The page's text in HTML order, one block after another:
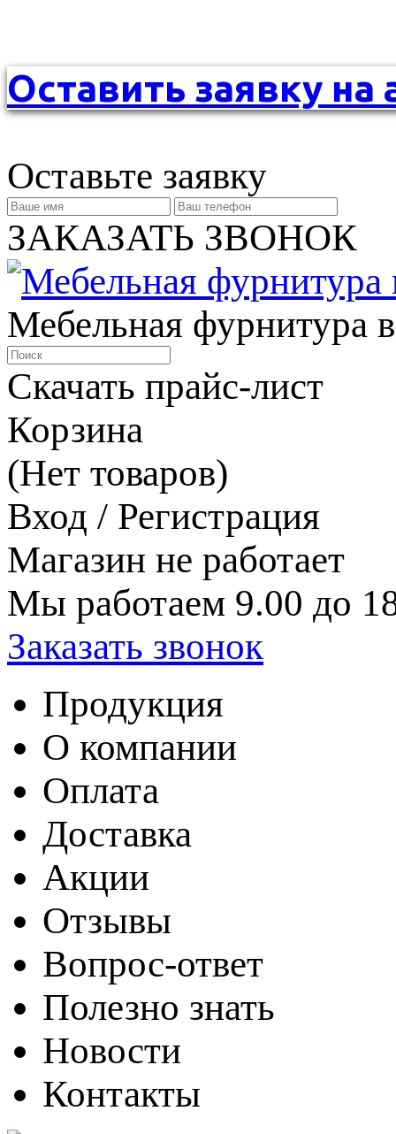
Оставить заявку на
Оставьте заявку
ЗАКАЗАТЬ ЗВОНОК
Мебельная фурнитура
Скачать прайс-лист
Корзина
(Нет товаров)
Вход / Регистрация
Магазин не работает
Мы работаем 9.00 до
Заказать звонок
Продукция
О компании
Оплата
Доставка
Акции
Отзывы
Вопрос-ответ
Полезно знать
Новости
Контакты